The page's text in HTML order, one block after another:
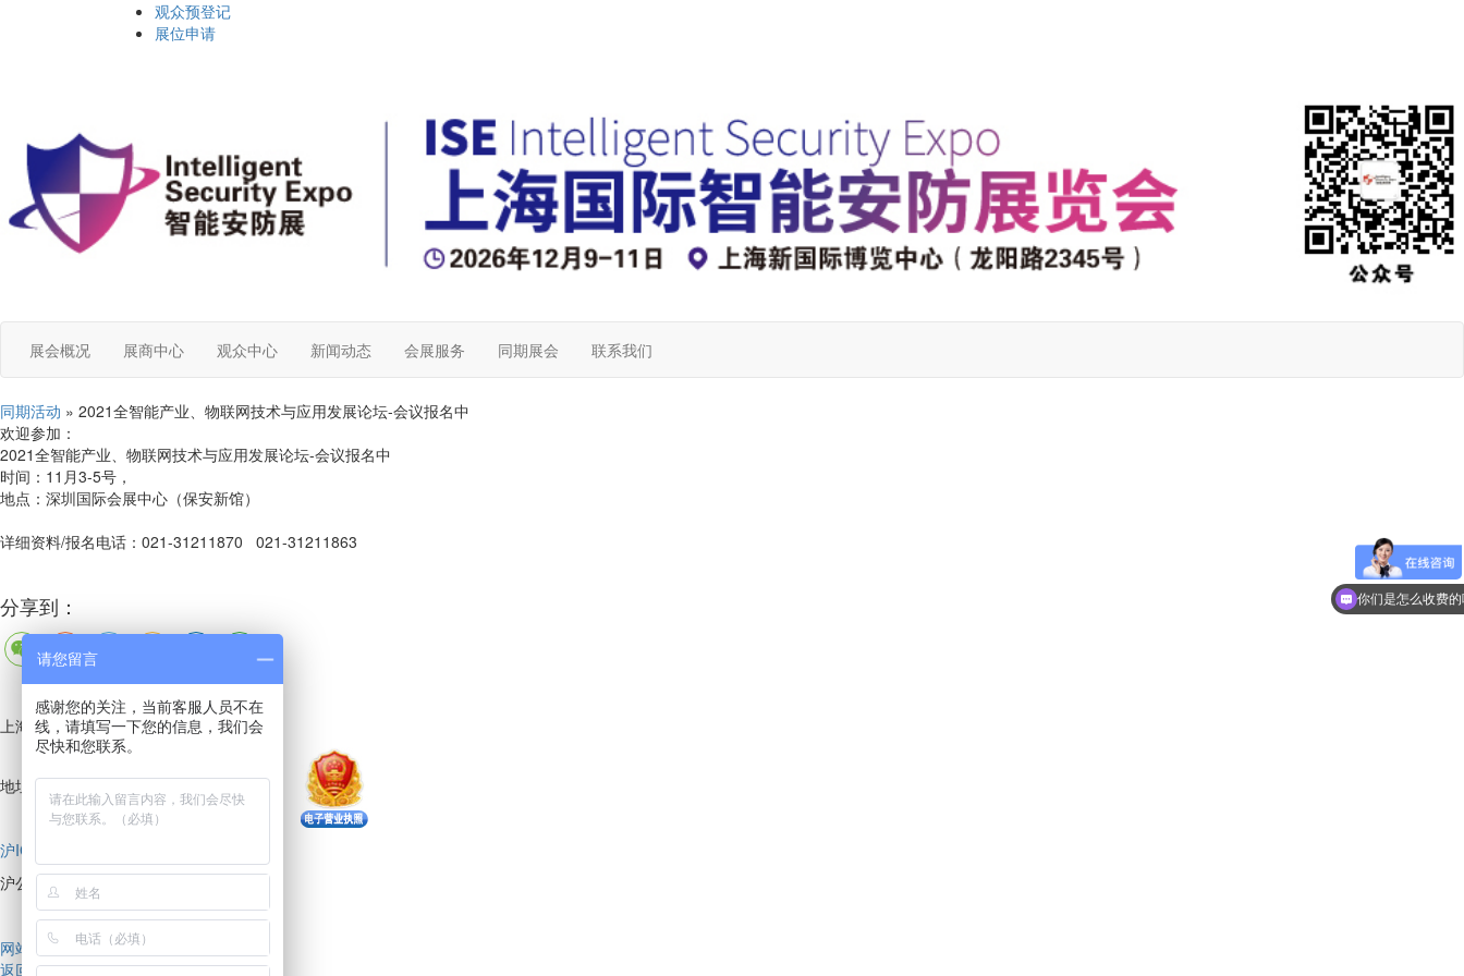
观众预登记
展位申请
展会概况 展商中心 观众中心 新闻动态 会展服务 同期展会 联系我们
同期活动 » 2021全智能产业、物联网技术与应用发展论坛-会议报名中
欢迎参加：
2021全智能产业、物联网技术与应用发展论坛-会议报名中
时间：11月3-5号，
地点：深圳国际会展中心（保安新馆）
详细资料/报名电话：021-31211870 021-31211863
分享到：
上海辉科展览服务有限公司
地址：上海市华隆路1777号联系我们
沪ICP备17008151号-12
沪公网安备 31011802004098号
网站建设 技术支持：会天下
返回顶部
你们是怎么收费
现在有优惠活动
请您留言
感谢您的关注，当前客服人员不在
线，请填写一下您的信息，我们会
尽快和您联系。